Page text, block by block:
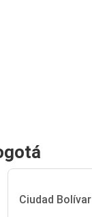
Ciudad Bolívar